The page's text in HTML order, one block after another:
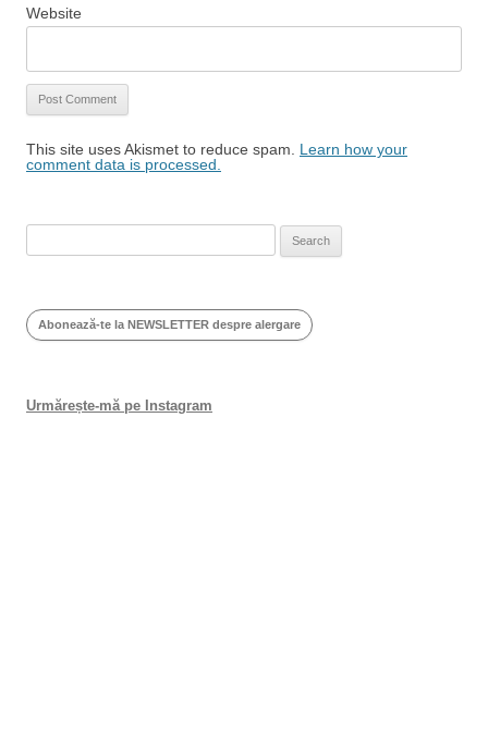
Website
This site uses Akismet to reduce spam. Learn how your
comment data is processed.
Abonează-te la NEWSLETTER despre alergare
Urmărește-mă pe Instagram